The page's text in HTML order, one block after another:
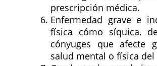
prescripción médica.
Enfermedad grave e
física cómo síquica,
cónyuges que afecte
salud mental o física